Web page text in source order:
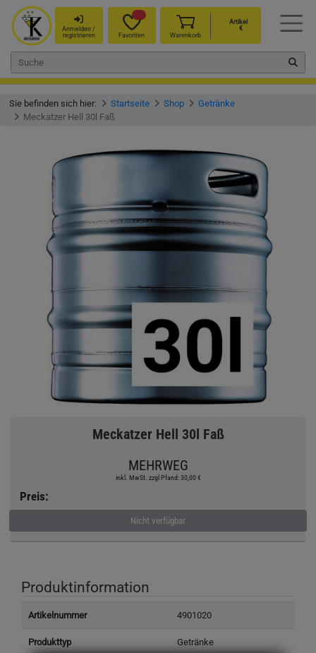
Anmelden /
registrieren
Favoriten Warenkorb
Artikel
€
Sie befinden sich hier: Startseite Shop
Getränke
Meckatzer Hell 30l Faß
Meckatzer Hell 30l Faß
MEHRWEG
inkl. MwSt. zzgl Pfand: 30,00 €
Preis:
Nicht verfügbar
Produktinformation
Artikelnummer 4901020
Produkttyp Getränke